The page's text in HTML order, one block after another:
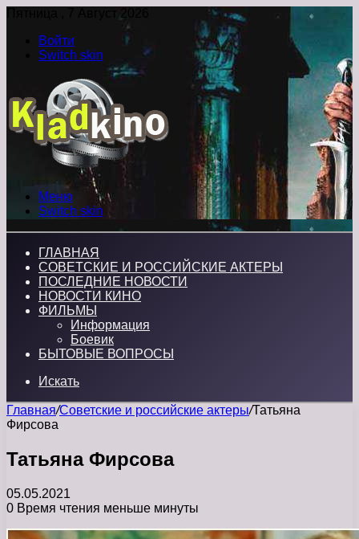
Пятница , 7 Август 2026
Войти
Switch skin
Меню
Switch skin
ГЛАВНАЯ
СОВЕТСКИЕ И РОССИЙСКИЕ АКТЕРЫ
ПОСЛЕДНИЕ НОВОСТИ
НОВОСТИ КИНО
ФИЛЬМЫ
Информация
Боевик
БЫТОВЫЕ ВОПРОСЫ
Искать
Главная/Советские и российские актеры/Татьяна
Фирсова
Татьяна Фирсова
05.05.2021
0 Время чтения меньше минуты